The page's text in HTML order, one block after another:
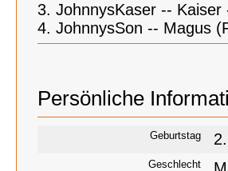
3. JohnnysKaser -- Kaiser
4. JohnnysSon -- Magus
Persönliche
Geburtstag
Geschlecht